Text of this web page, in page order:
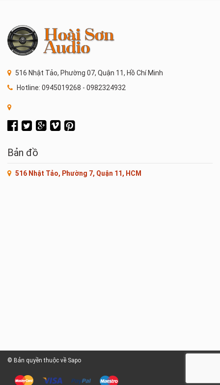
516 Nhật Tảo, Phường 07, Quận 11, Hồ Chí Minh
Hotline: 0945019268 - 0982324932
Bản đồ
516 Nhật Tảo, Phường 7, Quận 11, HCM
© Bản quyền thuộc về Sapo